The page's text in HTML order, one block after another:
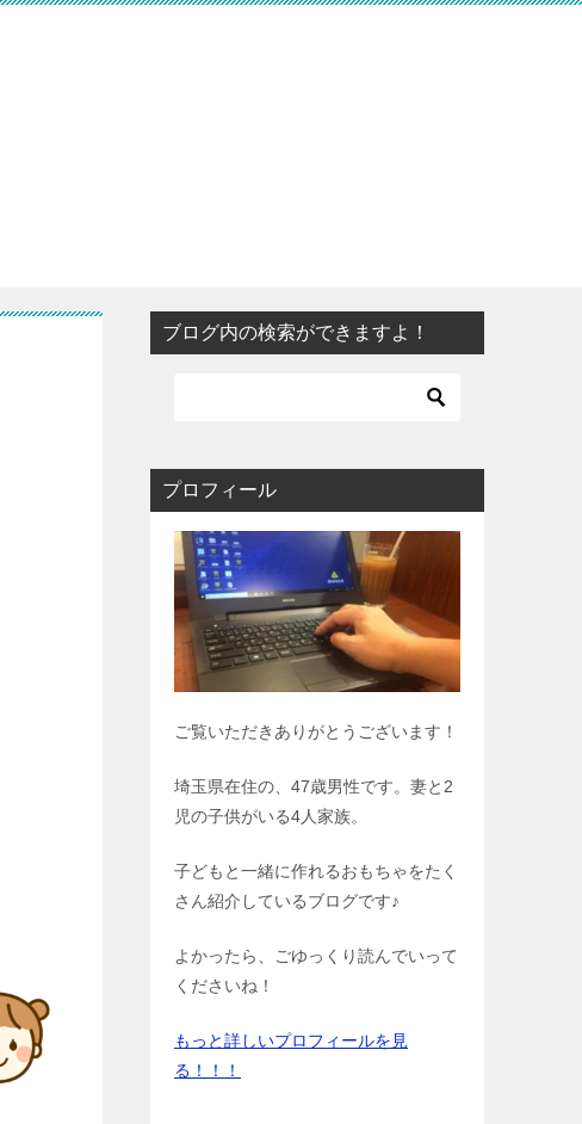
ブログ内の検索ができますよ！
プロフィール
ご覧いただきありがとうございます！
埼玉県在住の、47歳男性です。妻と2
児の子供がいる4人家族。
子どもと一緒に作れるおもちゃをたく
さん紹介しているブログです♪
よかったら、ごゆっくり読んでいって
くださいね！
もっと詳しいプロフィールを見
る！！！